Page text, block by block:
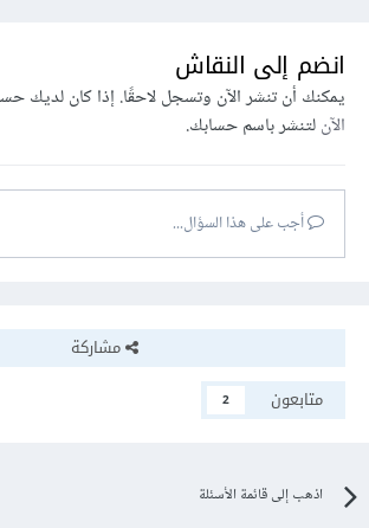
انضم إلى النقاش
يمكنك أن تنشر الآن وتسجل لاحقًا. إذا كان لديك
الآنلتنشر باسم حسابك.
أجب على هذا السؤال...
مشاركة
متابعون
2
اذهب إلى قائمة الأسئلة